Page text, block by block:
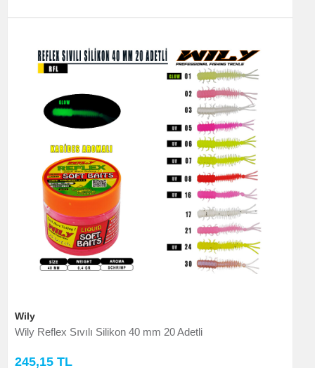
Wily
Wily Reflex Sıvılı Silikon 40 mm 20 Adetli
245,15 TL